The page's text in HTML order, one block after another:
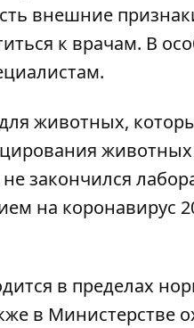
внешние
к врачам. В
животных,
закончился
на коронавирус
в пределах
в Министерстве